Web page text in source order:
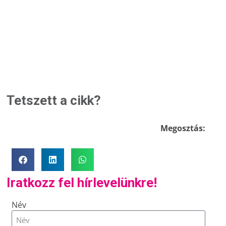
Tetszett a cikk?
Megosztás:
Iratkozz fel hírlevelünkre!
Név